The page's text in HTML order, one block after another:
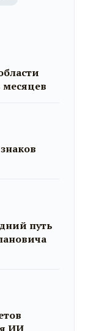
месяцев
путь